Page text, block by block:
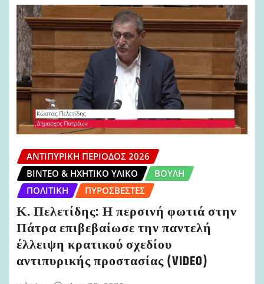
ΑΝΤΙΠΥΡΙΚΉ ΠΕΡΊΟΔΟΣ 2026
ΒΊΝΤΕΟ & ΗΧΗΤΙΚΌ ΥΛΙΚΌ
ΒΟΥΛΉ
ΠΟΛΙΤΙΚΉ
ΠΥΡΟΣΒΈΣΤΕΣ
Κ. Πελετίδης: Η περσινή φωτιά στην
Πάτρα επιβεβαίωσε την παντελή
έλλειψη κρατικού σχεδίου
αντιπυρικής προστασίας (VIDEO)